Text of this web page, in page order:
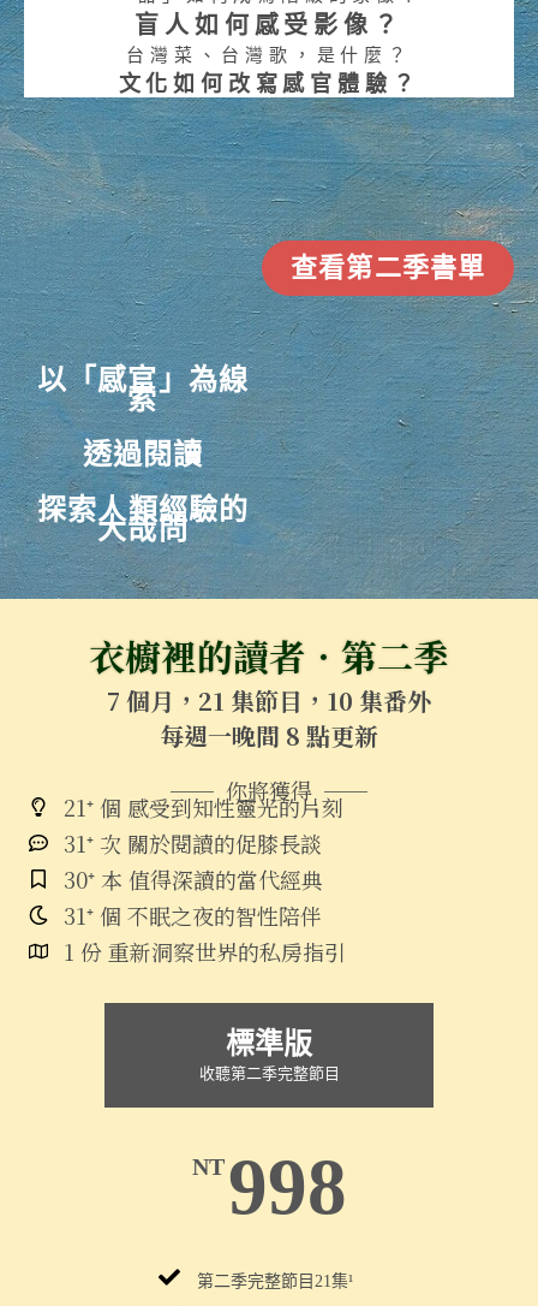
盲人如何感受影像？
台灣菜、台灣歌，是什麼？
文化如何改寫感官體驗？
以「感官」為線
索
透過閱讀
探索人類經驗的
大哉問
查看第二季書單
衣櫥裡的讀者．第二季
7 個月，21 集節目，10 集番外
每週一晚間 8 點更新
── 你將獲得 ──
21⁺ 個 感受到知性靈光的片刻
31⁺ 次 關於閱讀的促膝長談
30⁺ 本 值得深讀的當代經典
31⁺ 個 不眠之夜的智性陪伴
1 份 重新洞察世界的私房指引
標準版
收聽第二季完整節目
NT 998
第二季完整節目21集¹